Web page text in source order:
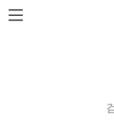
본문 바로가기